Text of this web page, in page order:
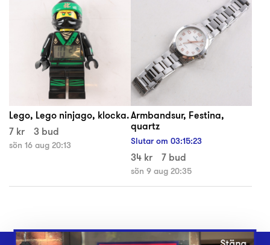
Lego, Lego ninjago, klocka.
7 kr
3 bud
sön 16 aug 20:13
Armbandsur, Festina,
quartz
Slutar om 03:15:23
34 kr 7 bud
sön 9 aug 20:35